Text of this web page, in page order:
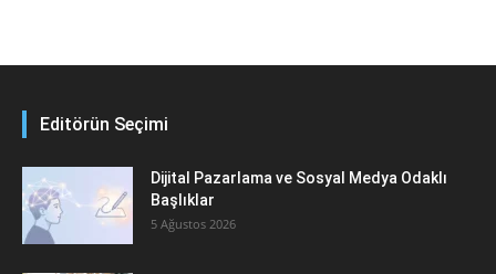
Editörün Seçimi
Dijital Pazarlama ve Sosyal Medya Odaklı
Başlıklar
5 Ağustos 2026